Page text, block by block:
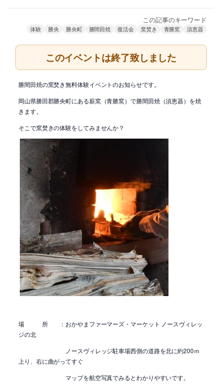
この記事のキーワード
体験 勝央 勝央町 勝間田焼 復活会 窯焚き 青勝窯 須恵器
このイベントは終了致しました
勝間田焼の窯焚き無料体験イベントのお知らせです。
岡山県勝田郡勝央町にある薪窯（青勝窯）で勝間田焼（須恵器）を焼
きます。
そこで窯焚きの体験をしてみませんか？
場 所 ：おかやまファーマーズ・マーケット ノースヴィレッ
ジの北
ノースヴィレッジ駐車場西側の道路を北に約200ｍ
上り、右に曲がってすぐ
マップを航空写真でみるとわかりやすいです。